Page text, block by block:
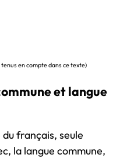
en compte dans ce texte)
et langue
français, seule
la langue commune,